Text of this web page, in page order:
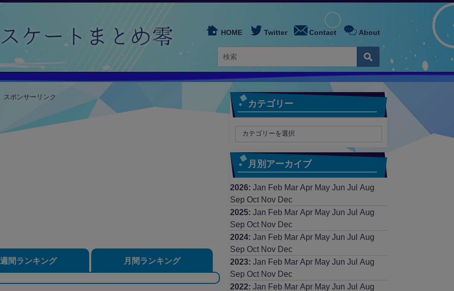
HOME Twitter Contact About
スポンサーリンク
週間ランキング 月間ランキング
カテゴリー
月別アーカイブ
2026: Jan Feb Mar Apr May Jun Jul
Aug
Sep Oct Nov Dec
2025: Jan Feb Mar Apr May Jun Jul
Aug
Sep Oct Nov Dec
2024: Jan Feb Mar Apr May Jun Jul
Aug
Sep Oct Nov Dec
2023: Jan Feb Mar Apr May Jun Jul
Aug
Sep Oct Nov Dec
2022: Jan Feb Mar Apr May Jun Jul
Aug